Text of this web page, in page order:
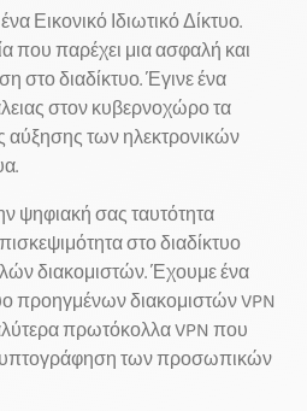
Εικονικό Ιδιωτικό Δίκτυο.
που παρέχει μια ασφαλή και
στο διαδίκτυο. Έγινε ένα
στον κυβερνοχώρο τα
αύξησης των ηλεκτρονικών
ψηφιακή σας ταυτότητα
στο διαδίκτυο
διακομιστών. Έχουμε ένα
προηγμένων διακομιστών VPN
πρωτόκολλα VPN που
των προσωπικών